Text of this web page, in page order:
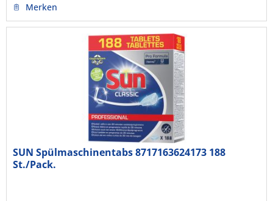
Merken
SUN Spülmaschinentabs 8717163624173 188
St./Pack.